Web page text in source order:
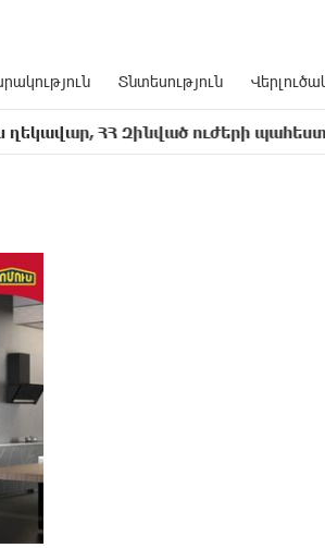
Տնտեսություն
ՀՀ Զինված ուժերի